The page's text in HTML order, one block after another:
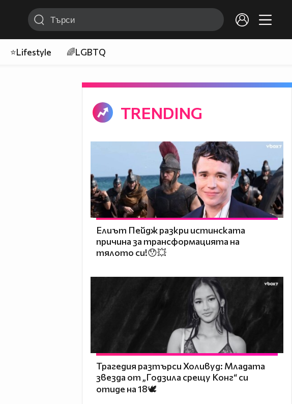
⭐Lifestyle 🌈LGBTQ
TRENDING
Елиът Пейдж разкри истинската
причина за трансформацията на
тялото си!😯💥
Трагедия разтърси Холивуд: Младата
звезда от „Годзила срещу Конг“ си
отиде на 18🕊️